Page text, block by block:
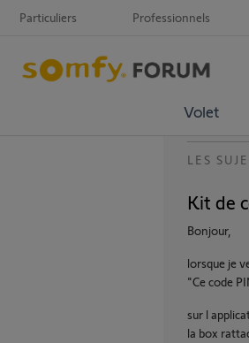
Particuliers Professionnels
Volet
LES
Kit de
Bonjour,
lorsque je
"Ce code
sur l
la box